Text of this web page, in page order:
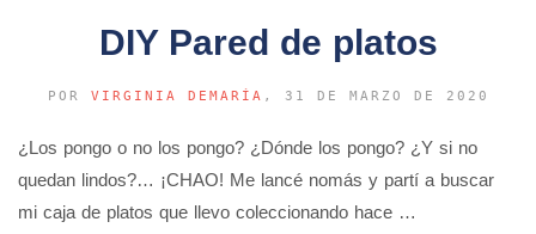
DIY Pared de platos
POR VIRGINIA DEMARÍA , 31 DE MARZO DE 2020
¿Los pongo o no los pongo? ¿Dónde los pongo? ¿Y si no
quedan lindos?… ¡CHAO! Me lancé nomás y partí a buscar
mi caja de platos que llevo coleccionando hace …